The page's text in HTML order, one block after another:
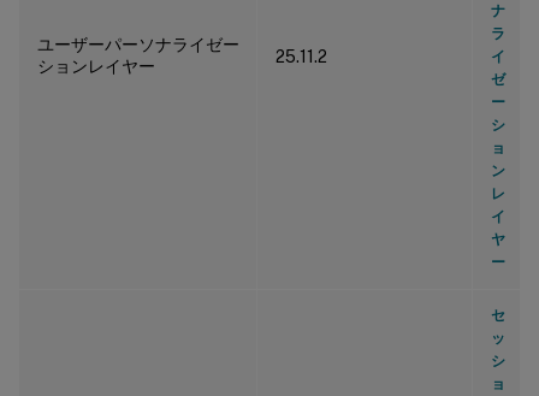
ユーザーパーソナライゼー
ションレイヤー
25.11.2
ナ
ラ
イ
ゼ
ー
シ
ョ
ン
レ
イ
ヤ
ー
セ
ッ
シ
ョ